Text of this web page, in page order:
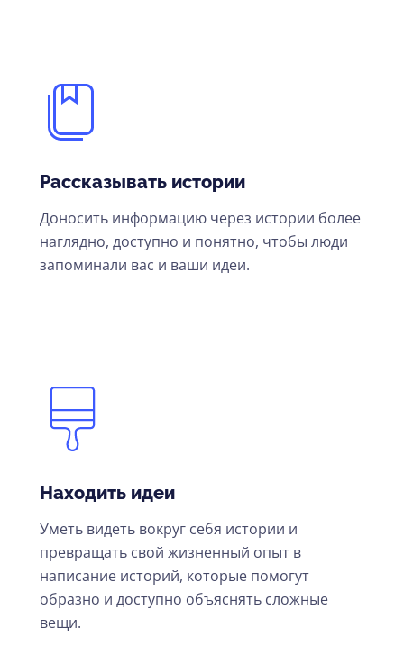
Рассказывать истории
Доносить информацию через истории более
наглядно, доступно и понятно, чтобы люди
запоминали вас и ваши идеи.
Находить идеи
Уметь видеть вокруг себя истории и
превращать свой жизненный опыт в
написание историй, которые помогут
образно и доступно объяснять сложные
вещи.